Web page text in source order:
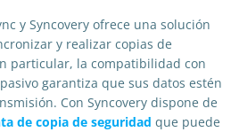
y Syncovery ofrece una solución
y realizar copias de
particular, la compatibilidad con
garantiza que sus datos estén
Con Syncovery dispone de
de copia de seguridad que puede